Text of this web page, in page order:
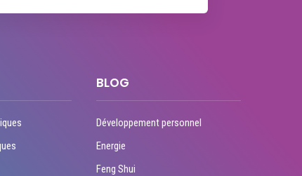
BLOG
Développement personnel
Energie
Feng Shui